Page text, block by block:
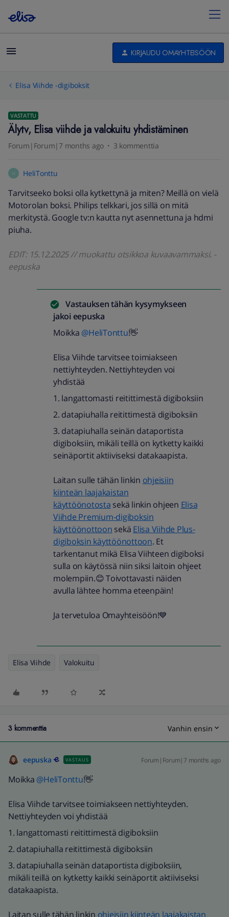
KIRJAUDU OMAYHTEISÖÖN
Elisa Viihde -digiboksit
VASTATTU
Älytv, Elisa viihde ja valokuitu yhdistäminen
Forum|Forum|7 months ago 3 kommenttia
H HeliTonttu
Tarvitseeko boksi olla kytkettynä ja miten? Meillä on vielä
Motorolan boksi. Philips telkkari, jos sillä on mitä
merkitystä. Google tv:n kautta nyt asennettuna ja hdmi
piuha.
EDIT: 15.12.2025 // muokattu otsikkoa kuvaavammaksi. -
eepuska
Vastauksen tähän kysymykseen
jakoi eepuska
Moikka ​ @HeliTonttu!👋
Elisa Viihde tarvitsee toimiakseen
nettiyhteyden. Nettiyhteyden voi
yhdistää
1. langattomasti reitittimestä digiboksiin
2. datapiuhalla reitittimestä digiboksiin
3. datapiuhalla seinän dataportista
digiboksiin, mikäli teillä on kytketty kaikki
seinäportit aktiiviseksi datakaapista.
Laitan sulle tähän linkin ohjeisiin
kiinteän laajakaistan
käyttöönotosta sekä linkin ohjeen Elisa
Viihde Premium-digiboksin
käyttöönottoon sekä Elisa Viihde Plus-
digiboksin käyttöönottoon. Et
tarkentanut mikä Elisa Viihteen digiboksi
sulla on käytössä niin siksi laitoin ohjeet
molempiin.😊 Toivottavasti näiden
avulla lähtee homma eteenpäin!
Ja tervetuloa Omayhteisöön!💙
Elisa Viihde Valokuitu
3 kommenttia Vanhin ensin
eepuska VASTAUS Forum|Forum|7 months ago
Moikka ​ @HeliTonttu!👋
Elisa Viihde tarvitsee toimiakseen nettiyhteyden.
Nettiyhteyden voi yhdistää
1. langattomasti reitittimestä digiboksiin
2. datapiuhalla reitittimestä digiboksiin
3. datapiuhalla seinän dataportista digiboksiin,
mikäli teillä on kytketty kaikki seinäportit aktiiviseksi
datakaapista.
Laitan sulle tähän linkin ohjeisiin kiinteän laajakaistan